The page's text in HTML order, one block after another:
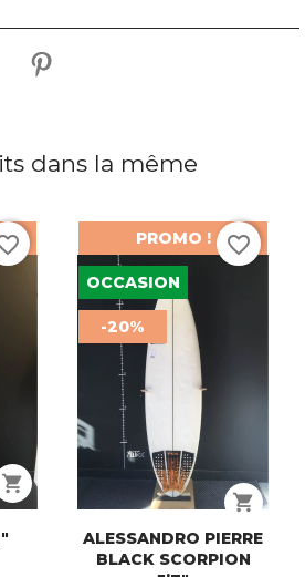
dans la même
shopping_cart
shopping_cart
ALESSANDRO PIERRE
BLACK SCORPION
OCCASION
PROMO !
-20%
favorite_border